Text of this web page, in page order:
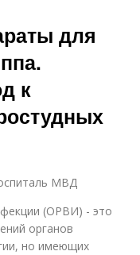
для
к
МВД
(ОРВИ) - это
органов
но имеющих